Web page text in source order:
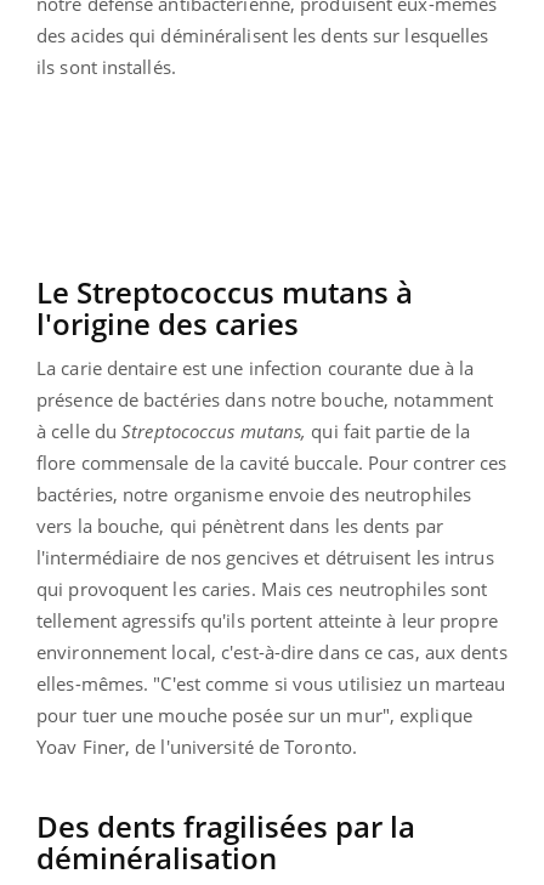
des acides qui déminéralisent les dents sur lesquelles
ils sont installés.
Le Streptococcus mutans à
l'origine des caries
La carie dentaire est une infection courante due à la
présence de bactéries dans notre bouche, notamment
à celle duStreptococcus mutans, qui fait partie de la
flore commensale de la cavité buccale. Pour contrer ces
bactéries, notre organisme envoie des neutrophiles
vers la bouche, qui pénètrent dans les dents par
l'intermédiaire de nos gencives et détruisent les intrus
qui provoquent les caries. Mais ces neutrophiles sont
tellement agressifs qu'ils portent atteinte à leur propre
environnement local, c'est-à-dire dans ce cas, aux dents
elles-mêmes. "C'est comme si vous utilisiez un marteau
pour tuer une mouche posée sur un mur", explique
Yoav Finer, de l'université de Toronto.
Des dents fragilisées par la
déminéralisation